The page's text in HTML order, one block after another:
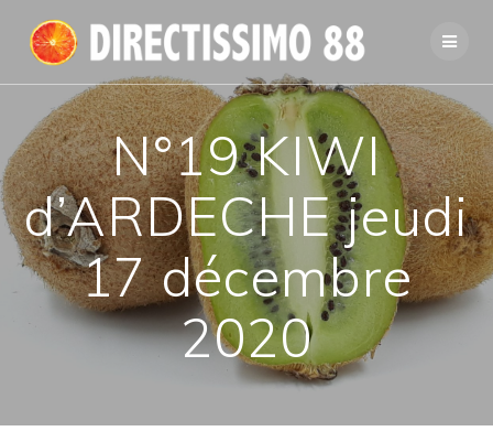
au
contenu
N°19 KIWI
d’ARDECHE jeudi
17 décembre
2020